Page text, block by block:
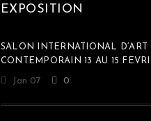
EXPOSITION
SALON INTERNATIONAL D’ART
CONTEMPORAIN 13 AU 15
Jan 07 0